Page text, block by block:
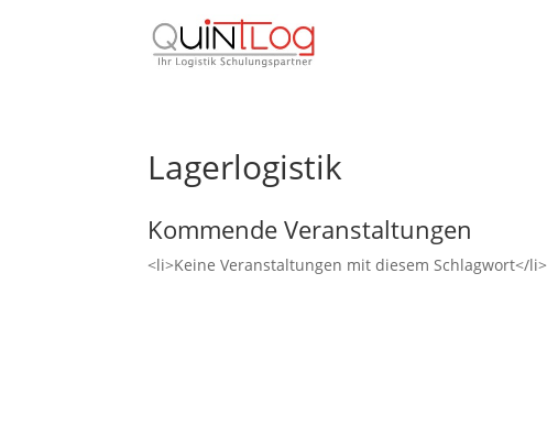
Lagerlogistik
Kommende Veranstaltungen
<li>Keine Veranstaltungen mit diesem Schlagwort</li>